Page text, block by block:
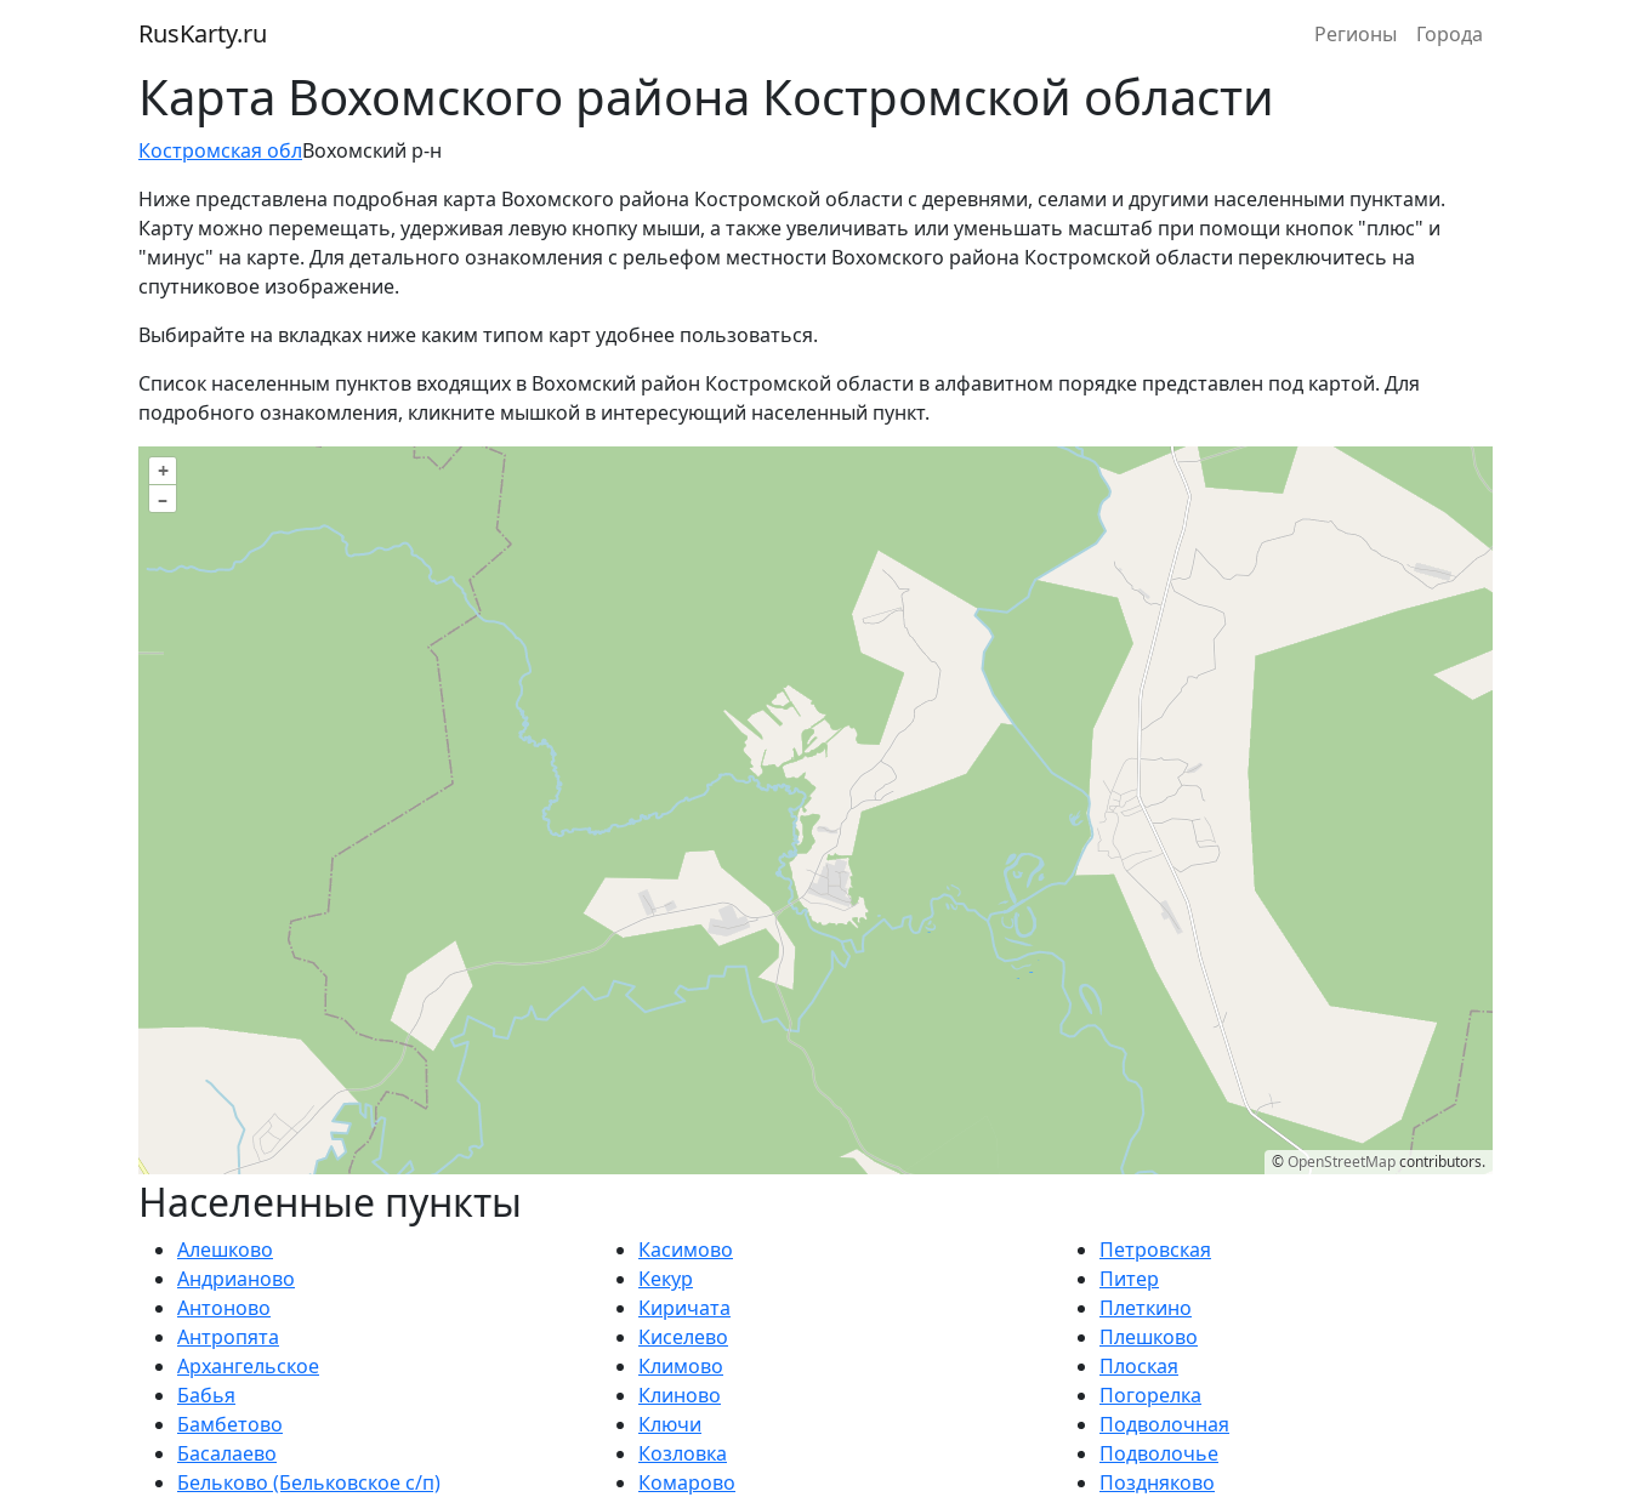
RusKarty.ru Регионы Города
Карта Вохомского района Костромской области
Костромская облВохомский р-н
Ниже представлена подробная карта Вохомского района Костромской области с деревнями, селами и другими населенными пунктами.
Карту можно перемещать, удерживая левую кнопку мыши, а также увеличивать или уменьшать масштаб при помощи кнопок "плюс" и
"минус" на карте. Для детального ознакомления с рельефом местности Вохомского района Костромской области переключитесь на
спутниковое изображение.
Выбирайте на вкладках ниже каким типом карт удобнее пользоваться.
Список населенным пунктов входящих в Вохомский район Костромской области в алфавитном порядке представлен под картой. Для
подробного ознакомления, кликните мышкой в интересующий населенный пункт.
+
–
©OpenStreetMapcontributors.
Населенные пункты
Алешково
Андрианово
Антоново
Антропята
Архангельское
Бабья
Бамбетово
Басалаево
Бельково (Бельковское с/п)
Касимово
Кекур
Киричата
Киселево
Климово
Клиново
Ключи
Козловка
Комарово
Петровская
Питер
Плеткино
Плешково
Плоская
Погорелка
Подволочная
Подволочье
Поздняково